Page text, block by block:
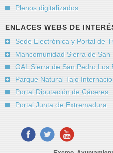
Plenos digitalizados
ENLACES WEBS DE
Sede Electrónica y Portal de
Mancomunidad Sierra de San
GAL Sierra de San Pedro Los
Parque Natural Tajo
Portal Diputación de Cáceres
Portal Junta de Extremadura